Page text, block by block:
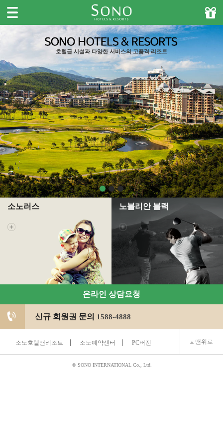
주메뉴바로가기
본문바로가기
호텔급 시설과 다양한 서비스의 고품격 리조트
소노러스 노블리안 블랙
온라인 상담요청
신규 회원권 문의 1588-4888
소노호텔앤리조트 소노예약센터 PC버전 맨위로
© SONO INTERNATIONAL Co., Ltd.